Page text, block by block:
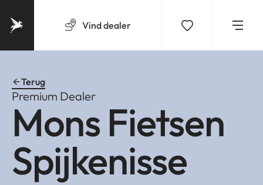
Vinddealer
Terug
Premium Dealer
Mons Fietsen
Spijkenisse